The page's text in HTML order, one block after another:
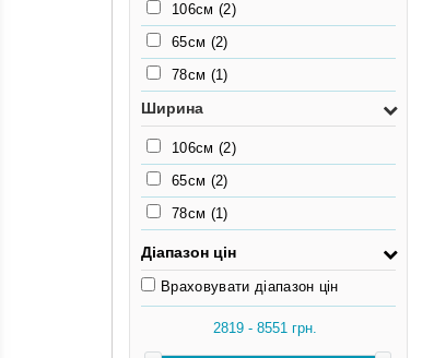
106см (2)
65см (2)
78см (1)
Ширина
106см (2)
65см (2)
78см (1)
Діапазон цін
Враховувати діапазон цін